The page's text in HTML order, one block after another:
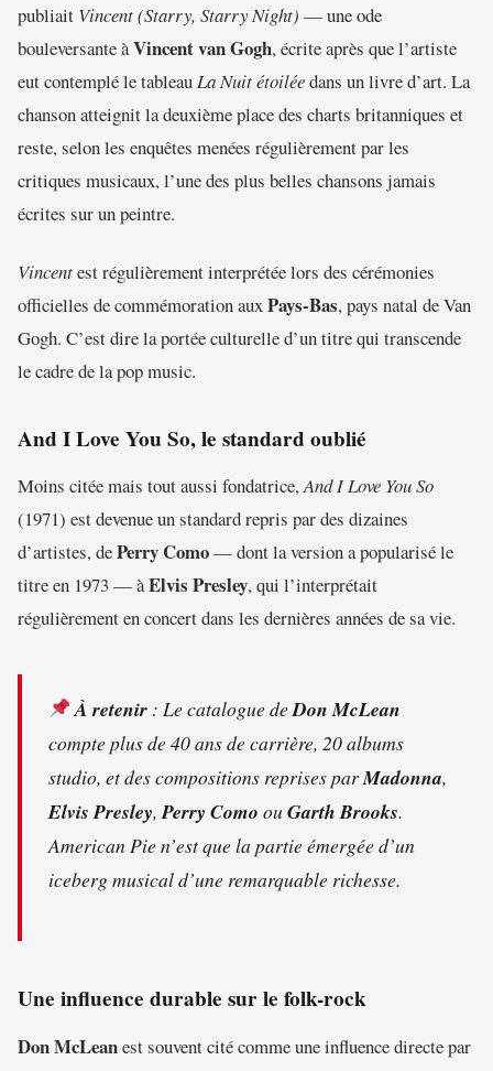
publiait Vincent (Starry, Starry Night) — une ode
bouleversante àVincent van Gogh, écrite après que l’artiste
eut contemplé le tableau La Nuit étoiléedans un livre d’art. La
chanson atteignit la deuxième place des charts britanniques et
reste, selon les enquêtes menées régulièrement par les
critiques musicaux, l’une des plus belles chansons jamais
écrites sur un peintre.
Vincentest régulièrement interprétée lors des cérémonies
officielles de commémoration auxPays-Bas, pays natal de Van
Gogh. C’est dire la portée culturelle d’un titre qui transcende
le cadre de la pop music.
And I Love You So, le standard oublié
Moins citée mais tout aussi fondatrice,And I Love You So
(1971) est devenue un standard repris par des dizaines
d’artistes, dePerry Como— dont la version a popularisé le
titre en 1973 — àElvis Presley, qui l’interprétait
régulièrement en concert dans les dernières années de sa vie.
À retenir : Le catalogue deDon McLean
compte plus de 40 ans de carrière, 20 albums
studio, et des compositions reprises parMadonna,
Elvis Presley, Perry Como ou Garth Brooks.
American Pien’est que la partie émergée d’un
iceberg musical d’une remarquable richesse.
Une influence durable sur le folk-rock
Don McLeanest souvent cité comme une influence directe par